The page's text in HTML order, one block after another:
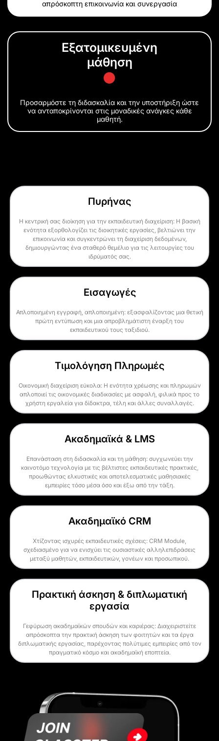
απρόσκοπτη επικοινωνία και συνεργασία
Εξατομικευμένη
μάθηση
Προσαρμόστε τη διδασκαλία και την υποστήριξη ώστε
να ανταποκρίνονται στις μοναδικές ανάγκες κάθε
μαθητή.
Πυρήνας
Η κεντρική σας διοίκηση για την εκπαιδευτική διαχείριση: Η βασική
ενότητα εξορθολογίζει τις διοικητικές εργασίες, βελτιώνει την
επικοινωνία και συγκεντρώνει τη διαχείριση δεδομένων,
δημιουργώντας ένα σταθερό θεμέλιο για τις λειτουργίες του
ιδρύματός σας.
Εισαγωγές
Απλοποιημένη εγγραφή, απλοποιημένη: εξασφαλίζοντας μια θετική
πρώτη εντύπωση και μια απροβλημάτιστη έναρξη του
εκπαιδευτικού τους ταξιδιού.
Τιμολόγηση Πληρωμές
Οικονομική διαχείριση εύκολα: Η ενότητα χρέωσης και πληρωμών
απλοποιεί τις οικονομικές διαδικασίες με ασφαλή, φιλικά προς το
χρήστη εργαλεία για δίδακτρα, τέλη και άλλες συναλλαγές.
Ακαδημαϊκά & LMS
Επανάσταση στη διδασκαλία και τη μάθηση: συγχωνεύει την
καινοτόμο τεχνολογία με τις βέλτιστες εκπαιδευτικές πρακτικές,
προωθώντας ελκυστικές και αποτελεσματικές μαθησιακές
εμπειρίες τόσο μέσα όσο και έξω από την τάξη.
Ακαδημαϊκό CRM
Χτίζοντας ισχυρές εκπαιδευτικές σχέσεις: CRM Module,
σχεδιασμένο για να ενισχύει τις ουσιαστικές αλληλεπιδράσεις
μεταξύ μαθητών, εκπαιδευτικών, γονέων και προσωπικού.
Πρακτική άσκηση & διπλωματική
εργασία
Γεφύρωση ακαδημαϊκών σπουδών και καριέρας: Διαχειριστείτε
απρόσκοπτα την πρακτική άσκηση των φοιτητών και τα έργα
διπλωματικής εργασίας, παρέχοντας πολύτιμες εμπειρίες από τον
πραγματικό κόσμο και ακαδημαϊκή εποπτεία.